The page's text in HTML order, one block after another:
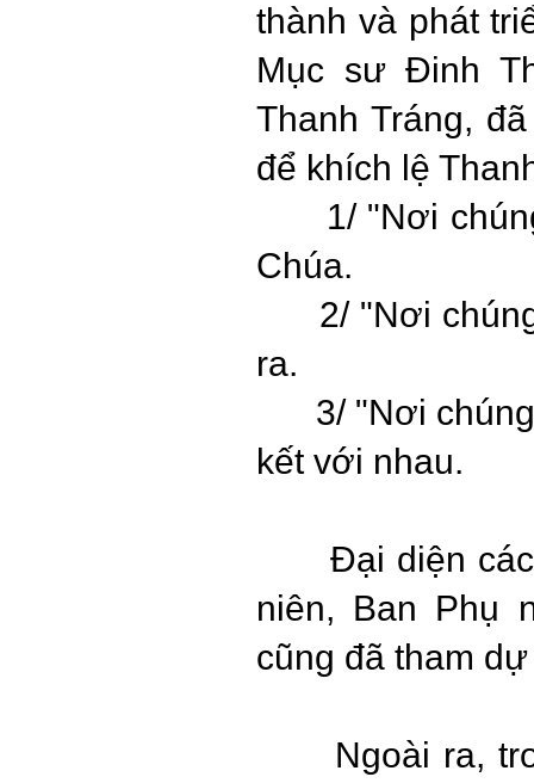
thành và phát
Mục sư Đinh
Thanh Tráng,
để khích lệ
1/ "Nơi
Chúa.
2/ "Nơi
ra.
3/ "Nơi
kết với nhau.
Đại diện các
niên, Ban Phụ
cũng đã tham
Ngoài ra,